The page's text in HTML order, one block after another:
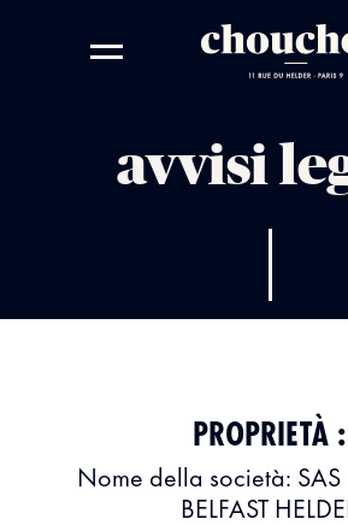
avvisi
PROPRIETÀ :
Nome della società: SAS
BELFAST